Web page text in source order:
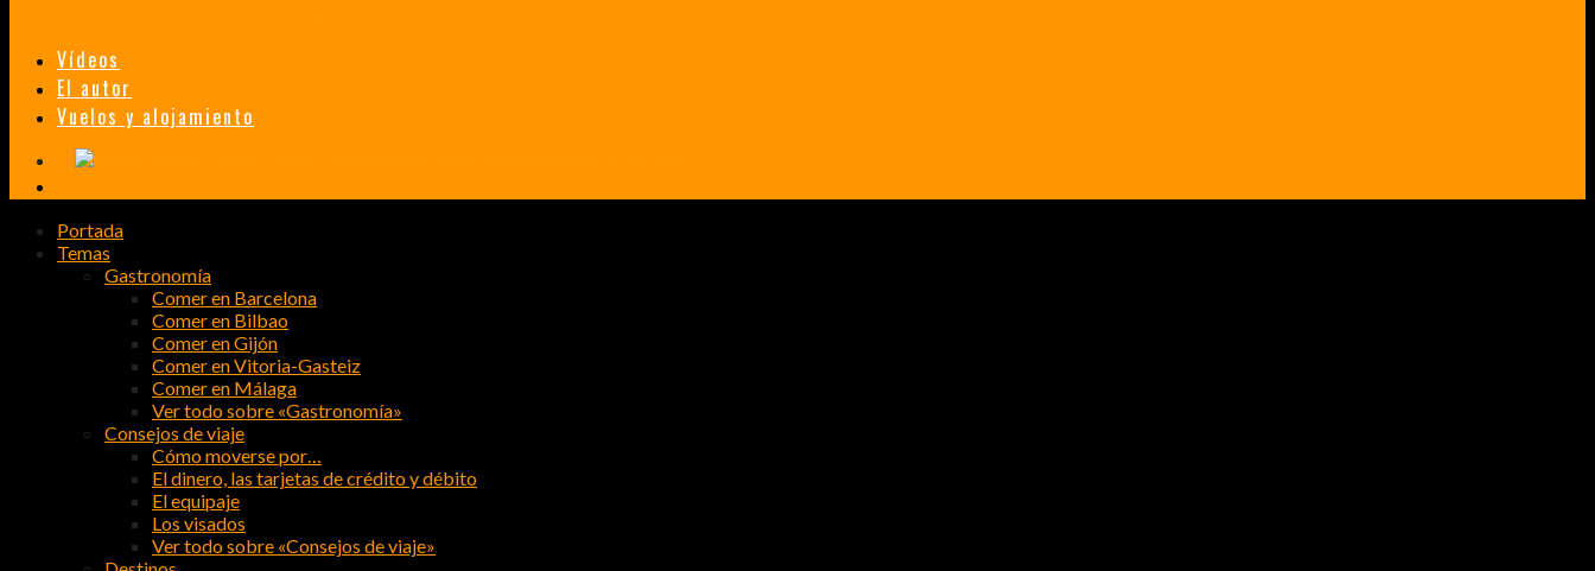
Vídeos
El autor
Vuelos y alojamiento
Portada
Temas
Gastronomía
Comer en Barcelona
Comer en Bilbao
Comer en Gijón
Comer en Vitoria-Gasteiz
Comer en Málaga
Ver todo sobre «Gastronomía»
Consejos de viaje
Cómo moverse por…
El dinero, las tarjetas de crédito y débito
El equipaje
Los visados
Ver todo sobre «Consejos de viaje»